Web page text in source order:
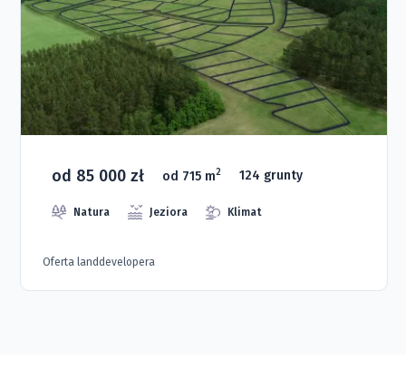
od 85 000 zł od 715 m2 124 grunty
Natura Jeziora Klimat
Oferta landdevelopera